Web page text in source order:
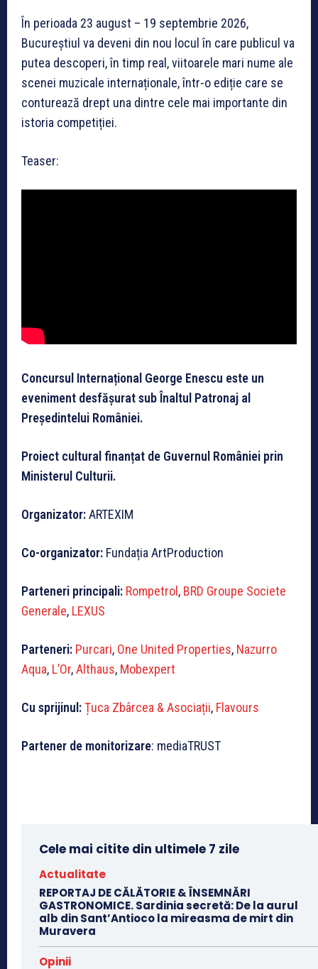
În perioada 23 august – 19 septembrie 2026,
Bucureștiul va deveni din nou locul în care publicul va
putea descoperi, în timp real, viitoarele mari nume ale
scenei muzicale internaționale, într-o ediție care se
conturează drept una dintre cele mai importante din
istoria competiției.
Teaser:
Concursul Internațional George Enescu este un
eveniment desfășurat sub Înaltul Patronaj al
Președintelui României.
Proiect cultural finanțat de Guvernul României prin
Ministerul Culturii.
Organizator:ARTEXIM
Co-organizator: Fundația ArtProduction
Parteneri principali: Rompetrol , BRD Groupe Societe
Generale, LEXUS
Parteneri: Purcari, One United Properties, Nazurro
Aqua, L’Or,Althaus, Mobexpert
Cu sprijinul:Țuca Zbârcea & Asociații, Flavours
Partener de monitorizare: mediaTRUST
Cele mai citite din ultimele 7 zile
Actualitate
REPORTAJ DE CĂLĂTORIE & ÎNSEMNĂRI
GASTRONOMICE. Sardinia secretă: De la aurul
alb din Sant’Antioco la mireasma de mirt din
Muravera
Opinii